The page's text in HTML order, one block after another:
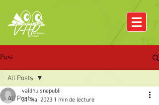
Post
All Posts
All Posts
valdhuisnepubli
31 mai 2023 1 min de lecture